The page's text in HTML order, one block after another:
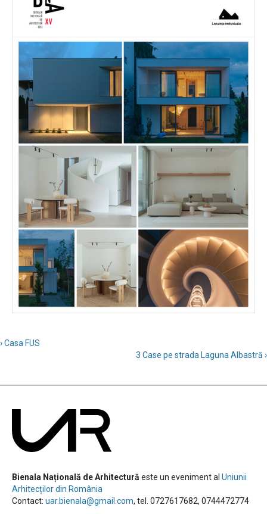
› Casa FUS
3 Case pe strada Laguna Albastră ›
Bienala Națională de Arhitectură este un eveniment al Uniunii
Arhitecților din România
Contact: uar.bienala@gmail.com, tel. 0727617682, 0744472774